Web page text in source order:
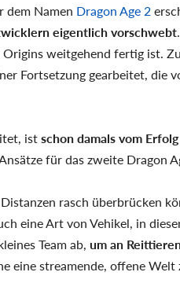
dem Namen Dragon Age 2
eigentlich vorschwebt
weitgehend fertig ist.
Fortsetzung gearbeitet, die
istschon damals vom
für das zweite Dragon
rasch überbrücken
eine Art von Vehikel, in
Team ab, um an
eine streamende, offene Welt